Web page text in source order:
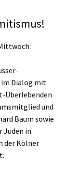
im Dialog mit
Überlebenden
und
Baum sowie
Juden in
der Kölner